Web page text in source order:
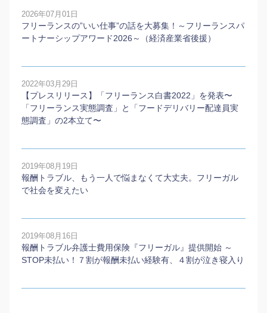
2026年07月01日
フリーランスの”いい仕事”の話を大募集！～フリーランスパ
ートナーシップアワード2026～（経済産業省後援）
2022年03月29日
【プレスリリース】「フリーランス白書2022」を発表〜
「フリーランス実態調査」と「フードデリバリー配達員実
態調査」の2本⽴て〜
2019年08月19日
報酬トラブル、もう一人で悩まなくて大丈夫。フリーガル
で社会を変えたい
2019年08月16日
報酬トラブル弁護士費用保険『フリーガル』提供開始 ～
STOP未払い！７割が報酬未払い経験有、４割が泣き寝入り